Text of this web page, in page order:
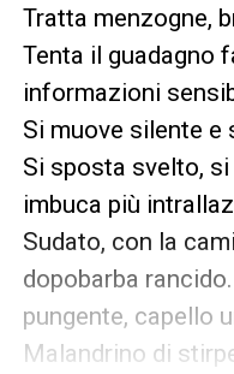
Tratta menzogne,
Tenta il guadagno
informazioni
Si muove silente e
Si sposta svelto,
imbuca più
Sudato, con la
dopobarba
pungente, capello
Malandrino di